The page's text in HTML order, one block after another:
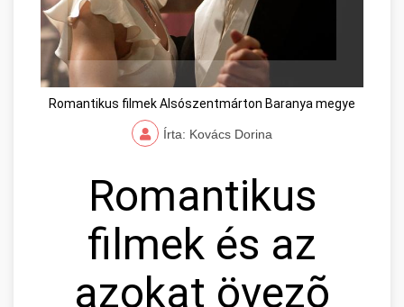
Romantikus filmek Alsószentmárton Baranya megye
Írta: Kovács Dorina
Romantikus
filmek és az
azokat övezõ